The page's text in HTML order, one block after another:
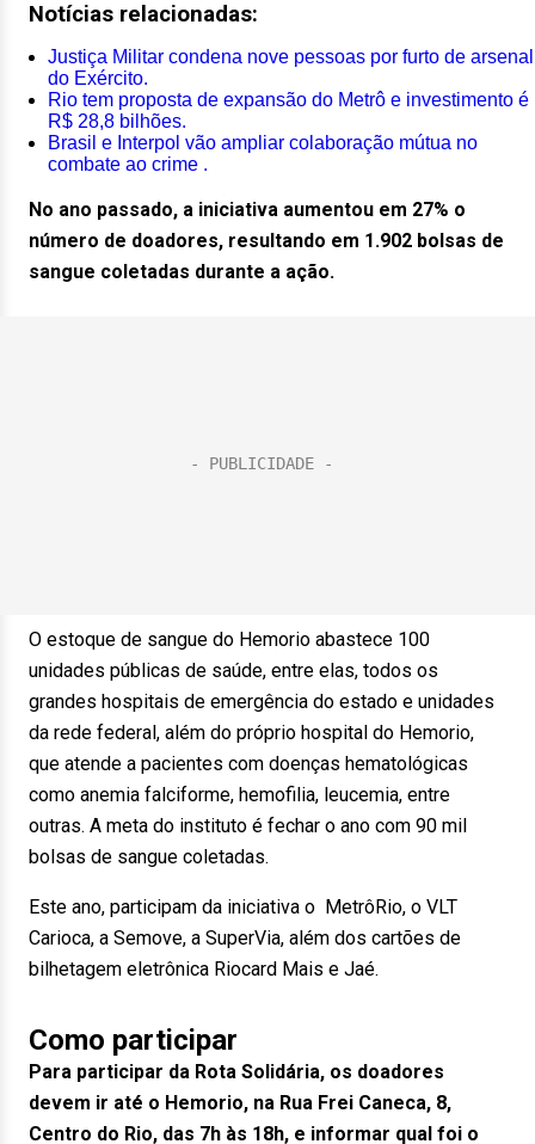
Notícias relacionadas:
Justiça Militar condena nove pessoas por furto de arsenal
do Exército.
Rio tem proposta de expansão do Metrô e investimento é
R$ 28,8 bilhões.
Brasil e Interpol vão ampliar colaboração mútua no
combate ao crime .
No ano passado, a iniciativa aumentou em 27% o
número de doadores, resultando em 1.902 bolsas de
sangue coletadas durante a ação.
O estoque de sangue do Hemorio abastece 100
unidades públicas de saúde, entre elas, todos os
grandes hospitais de emergência do estado e unidades
da rede federal, além do próprio hospital do Hemorio,
que atende a pacientes com doenças hematológicas
como anemia falciforme, hemofilia, leucemia, entre
outras. A meta do instituto é fechar o ano com 90 mil
bolsas de sangue coletadas.
Este ano, participam da iniciativa o MetrôRio, o VLT
Carioca, a Semove, a SuperVia, além dos cartões de
bilhetagem eletrônica Riocard Mais e Jaé.
Como participar
Para participar da Rota Solidária, os doadores
devem ir até o Hemorio, na Rua Frei Caneca, 8,
Centro do Rio, das 7h às 18h, e informar qual foi o